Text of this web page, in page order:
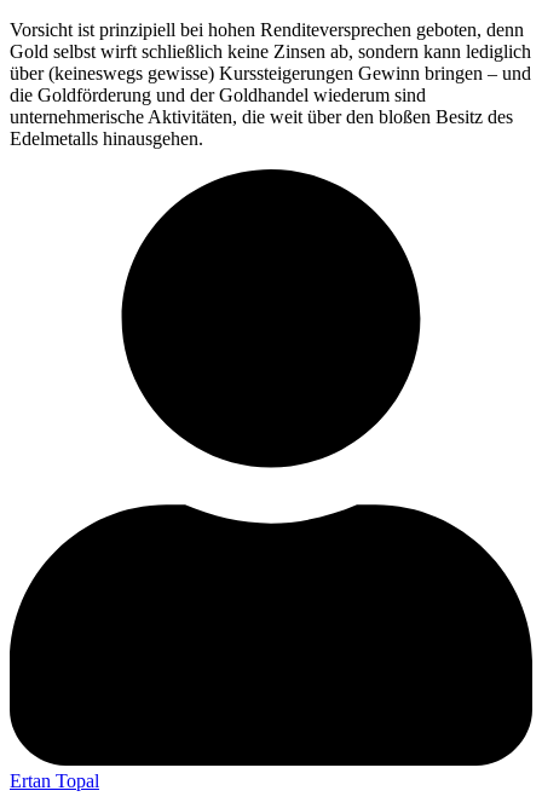
Vorsicht ist prinzipiell bei hohen Renditeversprechen geboten, denn
Gold selbst wirft schließlich keine Zinsen ab, sondern kann lediglich
über (keineswegs gewisse) Kurssteigerungen Gewinn bringen – und
die Goldförderung und der Goldhandel wiederum sind
unternehmerische Aktivitäten, die weit über den bloßen Besitz des
Edelmetalls hinausgehen.
Ertan Topal